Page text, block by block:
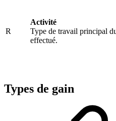
R
Activité
Type de travail principal
effectué.
Types de gain